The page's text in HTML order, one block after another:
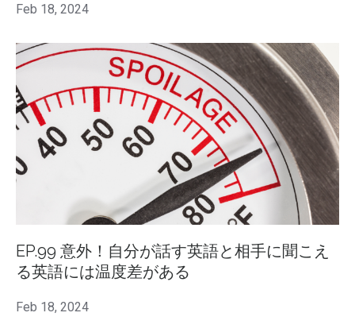
Feb 18, 2024
EP.99 意外！自分が話す英語と相手に聞こえ
る英語には温度差がある
Feb 18, 2024